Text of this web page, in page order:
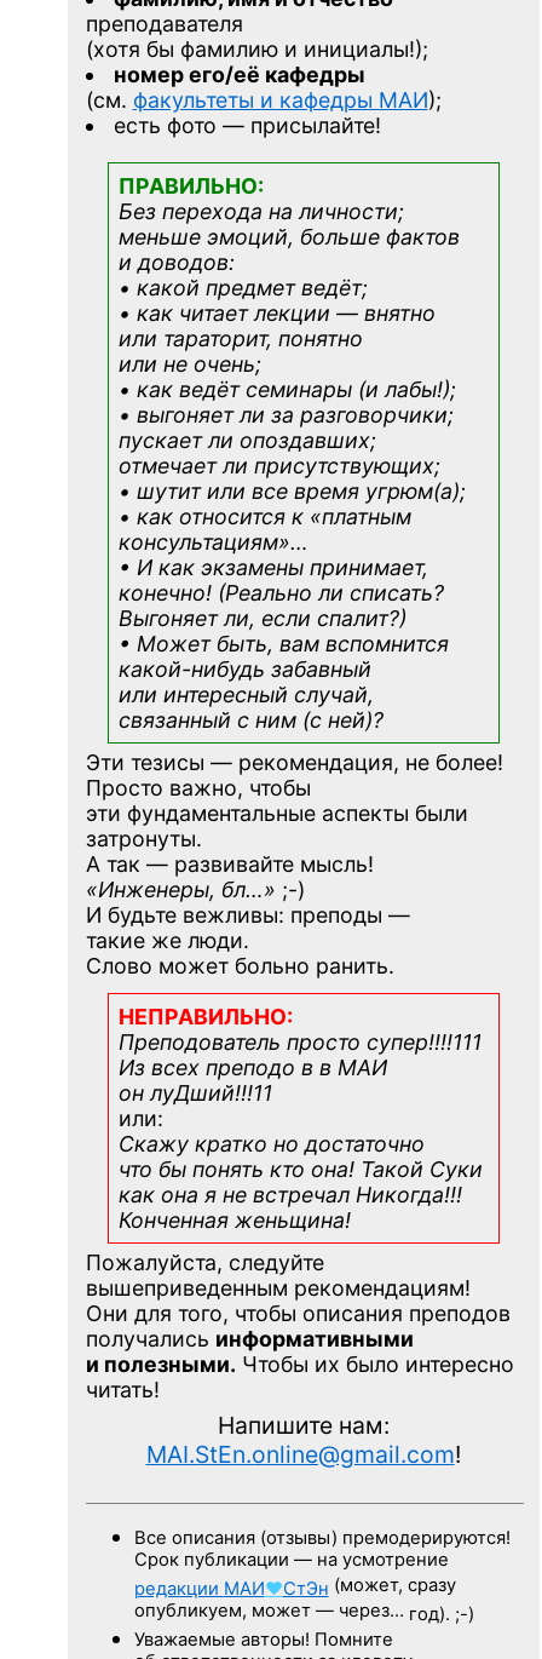
преподавателя
(хотя бы фамилию и инициалы!);
номер его/её кафедры
(см. факультеты и кафедры МАИ);
есть фото — присылайте!
ПРАВИЛЬНО:
Без перехода на личности;
меньше эмоций, больше фактов
и доводов:
• какой предмет ведёт;
• как читает лекции — внятно
или тараторит, понятно
или не очень;
• как ведёт семинары (и лабы!);
• выгоняет ли за разговорчики;
пускает ли опоздавших;
отмечает ли присутствующих;
• шутит или все время угрюм(а);
• как относится к «платным
консультациям»…
• И как экзамены принимает,
конечно! (Реально ли списать?
Выгоняет ли, если спалит?)
• Может быть, вам вспомнится
какой-нибудь забавный
или интересный случай,
связанный с ним (с ней)?
Эти тезисы — рекомендация, не более!
Просто важно, чтобы
эти фундаментальные аспекты были
затронуты.
А так — развивайте мысль!
«Инженеры, бл…» ;-)
И будьте вежливы: преподы —
такие же люди.
Слово может больно ранить.
НЕПРАВИЛЬНО:
Преподователь просто супер!!!!111
Из всех преподо в в МАИ
он луДший!!!11
или:
Скажу кратко но достаточно
что бы понять кто она! Такой Суки
как она я не встречал Никогда!!!
Конченная женьщина!
Пожалуйста, следуйте
вышеприведенным рекомендациям!
Они для того, чтобы описания преподов
получались информативными
и полезными. Чтобы их было интересно
читать!
Напишите нам:
MAI.StEn.online@gmail.com!
Все описания (отзывы) премодерируются!
Срок публикации — на усмотрение
редакции МАИ♥СтЭн (может, сразу
опубликуем, может — через… год). ;-)
Уважаемые авторы! Помните